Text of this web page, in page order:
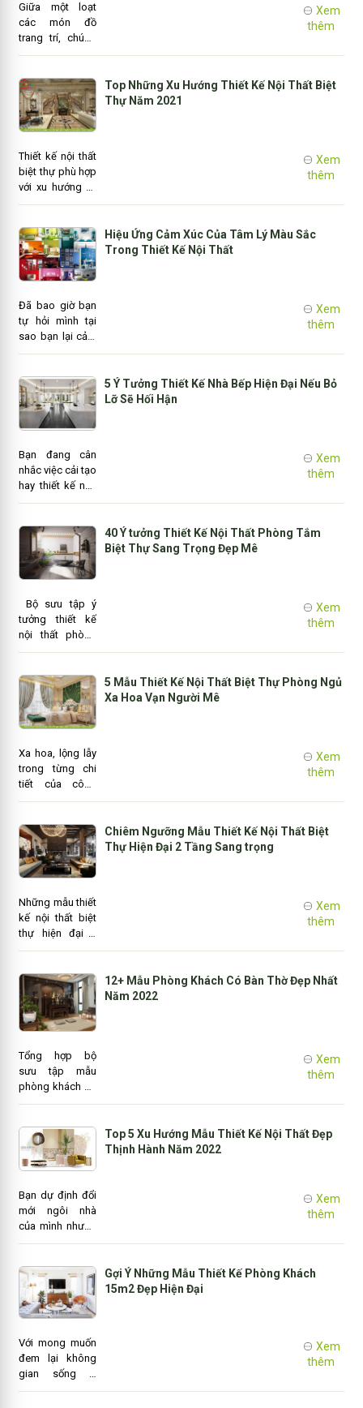
thiết kế phòng
ngủ đẹp thông
qua bài chia sẻ
dưới đây.
Giữa một loạt
các món đồ
trang trí, chúng
tôi tìm thấy sự
các món đồ nội
thất và bảng
màu bất ngờ
trong hai mẫu
cổ điển huy
hoàng này. Nghệ
thuật cổ điển
đưa ra những
thị hiếu một
cách sành điệu
và một..
Xem
thêm
Top Những Xu Hướng Thiết Kế Nội Thất Biệt
Thự Năm 2021
Thiết kế nội thất
biệt thự phù hợp
với xu hướng và
kiến trúc biệt thự
cao giá trị thẩm
mỹ và mang đến
không gian
sống hoàn hảo,
đẳng cấp cho
gia chủ.
Xem
thêm
Hiệu Ứng Cảm Xúc Của Tâm Lý Màu Sắc
Trong Thiết Kế Nội Thất
Đã bao giờ bạn
tự hỏi mình tại
sao bạn lại cảm
thấy tràn đầy
bước chân vào
căn phòng
mang màu đỏ
sặc sỡ hay thật
trong một không
gian sống với
gam màu trung
tính đẹp mắt?
tâm lý màu sắc
trong thiết..
Xem
thêm
5 Ý Tưởng Thiết Kế Nhà Bếp Hiện Đại Nếu Bỏ
Lỡ Sẽ Hối Hận
Bạn đang cân
nhắc việc cải tạo
hay thiết kế nhà
bếp hiện đại
chắc liệu phong
cách đó có phù
hợp với không
gian nhà bạn
trăm hay không?
Xem
thêm
40 Ý tưởng Thiết Kế Nội Thất Phòng Tắm
Biệt Thự Sang Trọng Đẹp Mê
Bộ sưu tập ý
tưởng thiết kế
nội thất phòng
tắm biệt thự
tuyển chọn bên
dưới chắc chắn
sẽ truyền cảm
hứng cho bạn.
mờ đèn, bật một
vài bản nhạc nhẹ
nhàng và chìm
vào không gian
chiếc bồn tắm t..
Xem
thêm
5 Mẫu Thiết Kế Nội Thất Biệt Thự Phòng Ngủ
Xa Hoa Vạn Người Mê
Xa hoa, lộng lẫy
trong từng chi
tiết của công
trình thi công
thất biệt thự
phòng ngủ được
chúng tôi cấp
nhật ngay sau
bạn trầm trồ
khen ngợi vì vẻ
đến ma mị đến
siêu lòng.
Xem
thêm
Chiêm Ngưỡng Mẫu Thiết Kế Nội Thất Biệt
Thự Hiện Đại 2 Tầng Sang trọng
Những mẫu thiết
kế nội thất biệt
thự hiện đại 2
tầng này đã trở
tâm huyết của
các KTS khi toàn
bộ ý tưởng, thời
gian và công
ngôi nhà đó.
Xem
thêm
12+ Mẫu Phòng Khách Có Bàn Thờ Đẹp Nhất
Năm 2022
Tổng hợp bộ
sưu tập mẫu
phòng khách có
bàn thờ đẹp
đang được khá
nhiều gia chủ
quan tâm. Thiết
cách hiện đại và
đi kèm những
ưu điểm nổi bật
đạt chuẩn nội
sở hữu.
Xem
thêm
Top 5 Xu Hướng Mẫu Thiết Kế Nội Thất Đẹp
Thịnh Hành Năm 2022
Bạn dự định đổi
mới ngôi nhà
của mình nhưng
còn đang phân
chọn lựa các
mẫu thiết kế nội
thất đẹp như thế
nào để tạo nên
nhưng vẫn mang
lại cá tính riêng
của mình?
Xem
thêm
Gợi Ý Những Mẫu Thiết Kế Phòng Khách
15m2 Đẹp Hiện Đại
Với mong muốn
đem lại không
gian sống lý
tưởng cho mọi
Xem
thêm